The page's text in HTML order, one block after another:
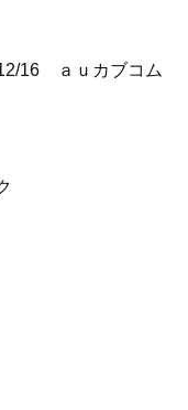
16 ａｕカブコム